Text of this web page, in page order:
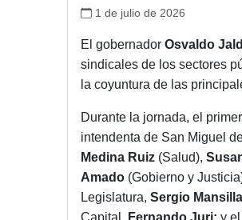
1 de julio de 2026
El gobernador Osvaldo
sindicales de los sectores
la coyuntura de las
Durante la jornada, el
intendenta de San Miguel
Medina Ruiz (Salud),
Amado (Gobierno y
Legislatura, Sergio Mansilla